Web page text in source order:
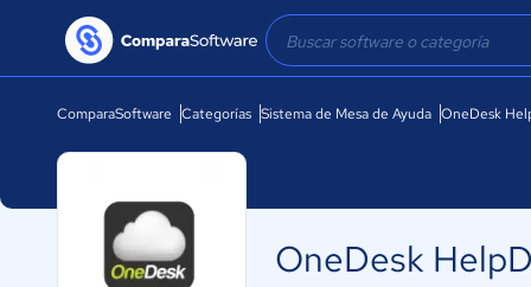
ComparaSoftware Categorías Sistema de Mesa de Ayuda OneDesk
OneDesk